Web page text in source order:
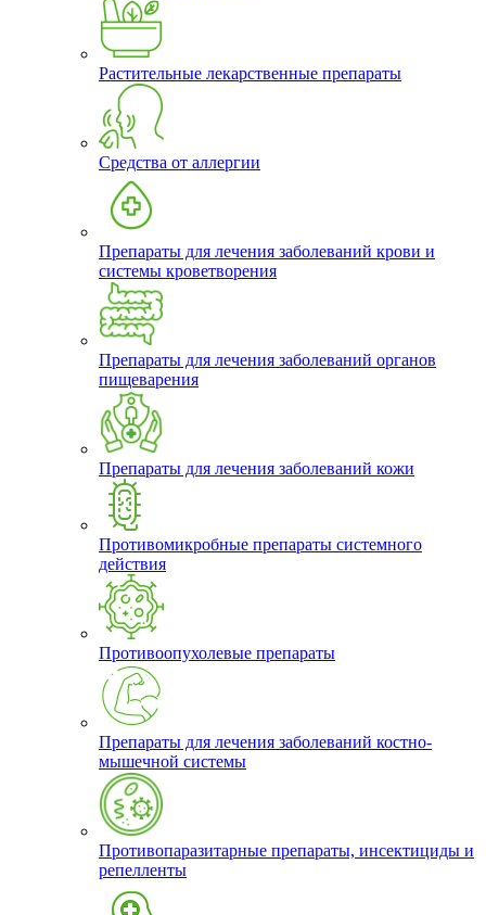
Растительные лекарственные препараты
Средства от аллергии
Препараты для лечения заболеваний крови и
системы кроветворения
Препараты для лечения заболеваний органов
пищеварения
Препараты для лечения заболеваний кожи
Противомикробные препараты системного
действия
Противоопухолевые препараты
Препараты для лечения заболеваний костно-
мышечной системы
Противопаразитарные препараты, инсектициды и
репелленты